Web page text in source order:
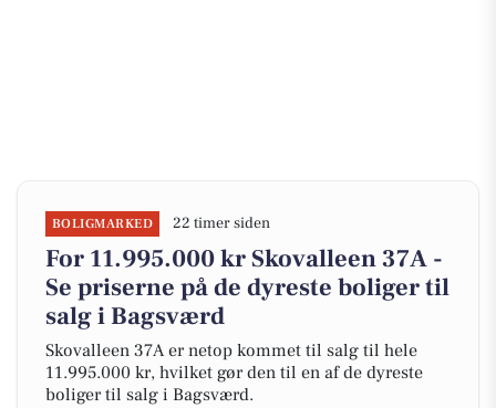
BOLIGMARKED 22 timer siden
For 11.995.000 kr Skovalleen 37A -
Se priserne på de dyreste boliger til
salg i Bagsværd
Skovalleen 37A er netop kommet til salg til hele
11.995.000 kr, hvilket gør den til en af de dyreste
boliger til salg i Bagsværd.